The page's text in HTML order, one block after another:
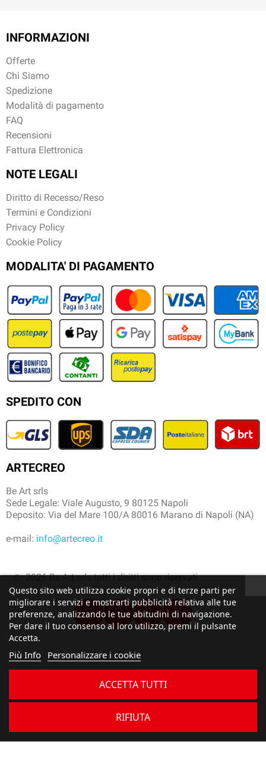
INFORMAZIONI
Offerte
Chi Siamo
Spedizione
Modalità di pagamento
FAQ
Recensioni
Fattura Elettronica
NOTE LEGALI
Diritto di Recesso/Reso
Termini e Condizioni
Privacy Policy
Cookie Policy
MODALITA' DI PAGAMENTO
SPEDITO CON
ARTECREO
Be Art srls
Sede Legale: Viale Augusto, 9 80125 Napoli
Deposito: Via del Mare 100/A 80016 Marano di Napoli (NA)
e-mail: info@artecreo.it
2026 Be Art srls tutti i diritti sono riservati
Questo sito web utilizza cookie propri e di terze parti per
migliorare i servizi e mostrarti pubblicità relativa alle tue
preferenze, analizzando le tue abitudini di navigazione.
Per dare il tuo consenso al loro utilizzo, premi il pulsante
Accetta.
Più Info Personalizzare i cookie
RIFIUTA
ACCETTA TUTTI